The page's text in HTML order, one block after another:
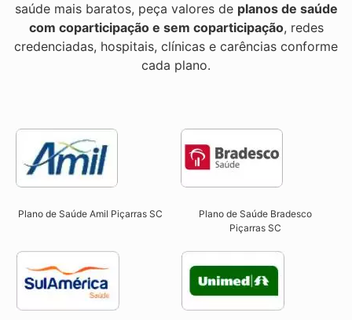
saúde mais baratos, peça valores de planos de saúde
com coparticipação e sem coparticipação, redes
credenciadas, hospitais, clínicas e carências conforme
cada plano.
Plano de Saúde Amil Piçarras SC
Plano de Saúde Bradesco
Piçarras SC